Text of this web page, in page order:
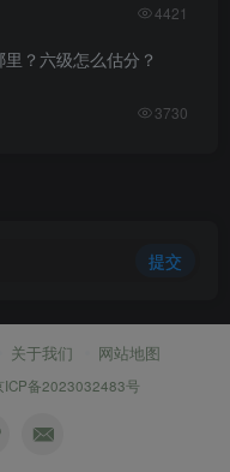
4421
？六级怎么估分？
3730
提交
关于我们 网站地图
ICP备2023032483号